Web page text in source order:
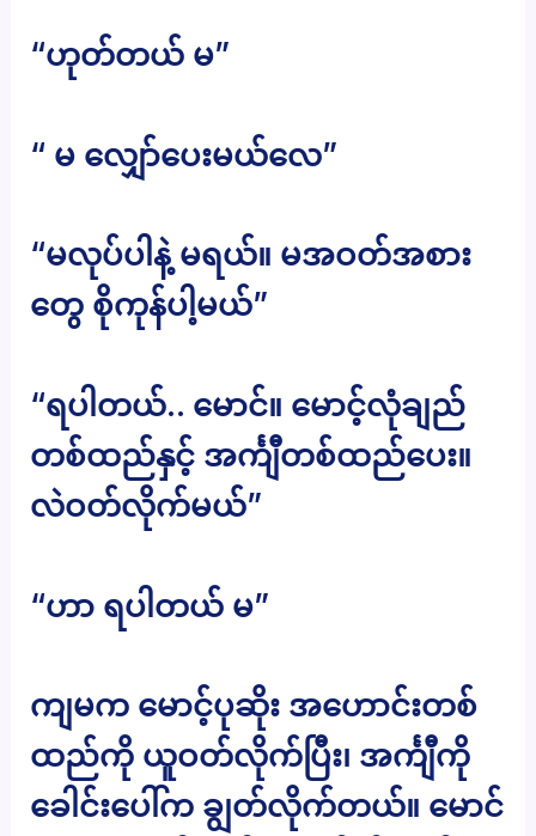
“ဟုတ်တယ် မ”
“ မ လျှော်ပေးမယ်လေ”
“မလုပ်ပါနဲ့ မရယ်။ မအဝတ်အစား
တွေ စိုကုန်ပါ့မယ်”
“ရပါတယ်.. မောင်။ မောင့်လုံချည်
တစ်ထည်နှင့် အင်္ကျီတစ်ထည်ပေး။
လဲဝတ်လိုက်မယ်”
“ဟာ ရပါတယ် မ”
ကျမက မောင့်ပုဆိုး အဟောင်းတစ်
ထည်ကို ယူဝတ်လိုက်ပြီး၊ အင်္ကျီကို
ခေါင်းပေါ်က ချွတ်လိုက်တယ်။ မောင်